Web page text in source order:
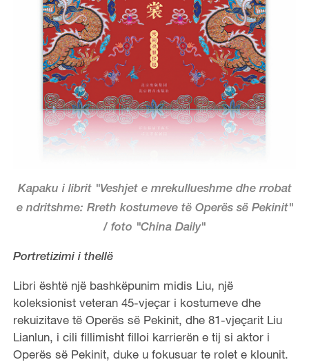
Kapaku i librit "Veshjet e mrekullueshme dhe rrobat
e ndritshme: Rreth kostumeve të Operës së Pekinit"
/ foto "China Daily"
Portretizimi i thellë
Libri është një bashkëpunim midis Liu, një
koleksionist veteran 45-vjeçar i kostumeve dhe
rekuizitave të Operës së Pekinit, dhe 81-vjeçarit Liu
Lianlun, i cili fillimisht filloi karrierën e tij si aktor i
Operës së Pekinit, duke u fokusuar te rolet e klounit.